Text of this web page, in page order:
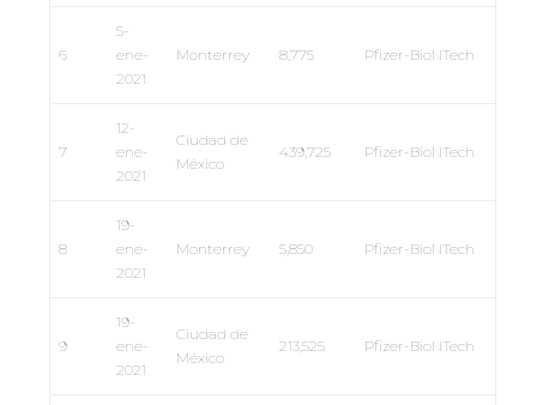
6
5-
ene-
2021
Monterrey 8,775 Pfizer-BioNTech
7
12-
ene-
2021
Ciudad de
México
439,725 Pfizer-BioNTech
8
19-
ene-
2021
Monterrey 5,850 Pfizer-BioNTech
9
19-
ene-
2021
Ciudad de
México
213,525 Pfizer-BioNTech